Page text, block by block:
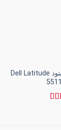
لپ تاپ دل لتیتود Dell Latitude
5511